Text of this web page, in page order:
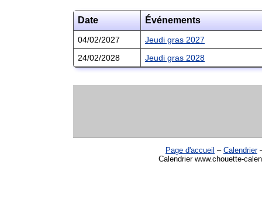
Date Événements
04/02/2027
Jeudi gras 2027
24/02/2028
Jeudi gras 2028
Page d'accueil – Calendrier
Calendrier www.chouette-